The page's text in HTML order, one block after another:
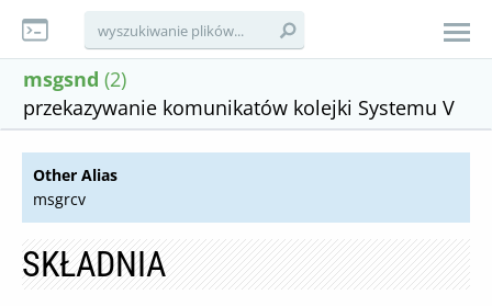
msgsnd (2)
przekazywanie komunikatów kolejki Systemu V
Other Alias
msgrcv
SKŁADNIA